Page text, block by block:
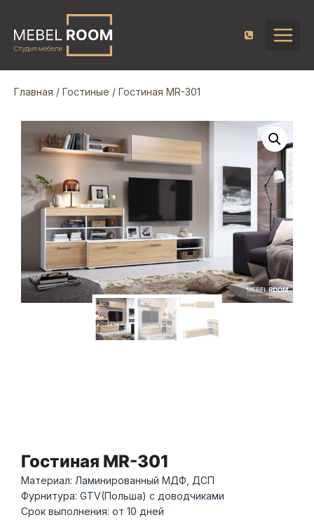
Главная / Гостиные / Гостиная MR-301
Гостиная MR-301
Материал: Ламинированный МДФ, ДСП
Фурнитура: GTV(Польша) с доводчиками
Срок выполнения: от 10 дней